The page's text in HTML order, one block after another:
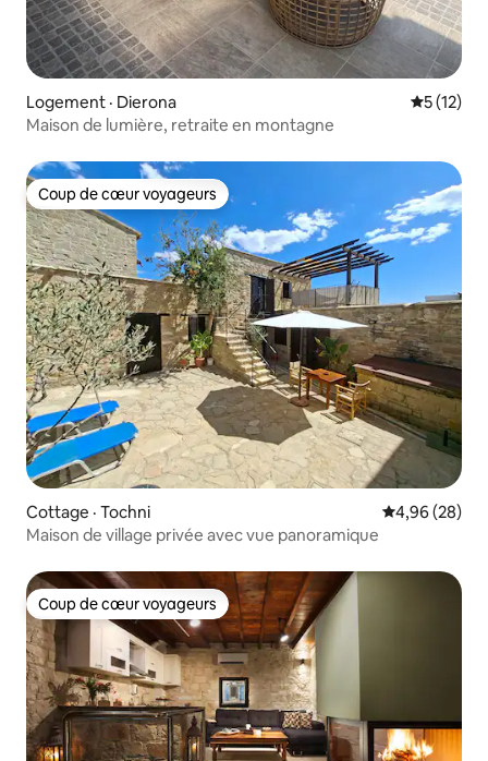
Logement · Dierona Note
5 (12)
Maison de lumière, retraite en montagne
Coup de cœur voyageurs
Coup de cœur voyageurs
Cottage · Tochni Note
4,96 (28)
Maison de village privée avec vue panoramique
Coup de cœur voyageurs
Coup de cœur voyageurs